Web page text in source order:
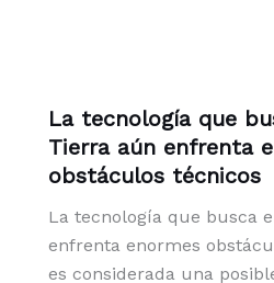
La tecnología que
Tierra aún enfrenta
obstáculos técnicos
La tecnología que busca
enfrenta enormes
es considerada una